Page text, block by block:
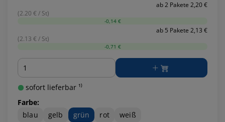
ab 2 Pakete 2,20 €
(2.20 € / St)
-0,14 €
ab 5 Pakete 2,13 €
(2.13 € / St)
-0,71 €
Menge
sofort lieferbar ¹⁾
Farbe:
blau
gelb grün rot
weiß